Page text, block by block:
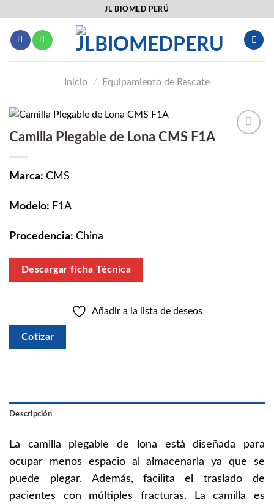
contenido
JL BIOMED PERÚ
Inicio / Equipamiento de Rescate
Camilla Plegable de Lona CMS F1A
Marca: CMS
Modelo: F1A
Procedencia: China
Descargar ficha Técnica
Añadir a la lista de deseos
Cotizar
Descripción
La camilla plegable de lona está diseñada para
ocupar menos espacio al almacenarla ya que se
puede plegar. Además, facilita el traslado de
pacientes con múltiples fracturas. La camilla es